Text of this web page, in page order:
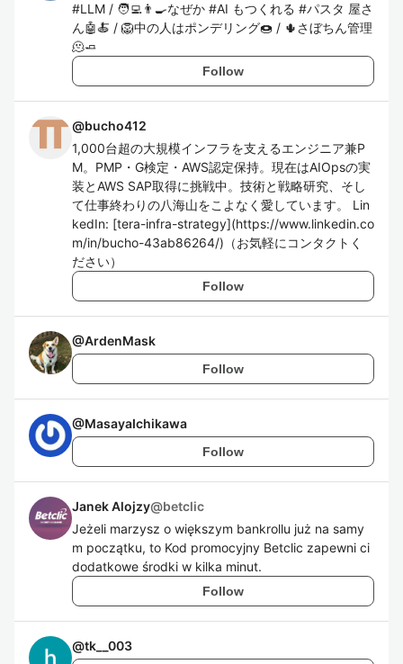
#LLM / 🧑‍💻👨‍🍳なぜか #AI もつくれる #パスタ 屋さ
ん🤖🍝 / 🦁中の人はポンデリング🍩 / 🌵さぼちん管理
🫠🧈
Follow
@bucho412
1,000台超の大規模インフラを支えるエンジニア兼P
M。PMP・G検定・AWS認定保持。現在はAIOpsの実
装とAWS SAP取得に挑戦中。技術と戦略研究、そし
て仕事終わりの八海山をこよなく愛しています。 Lin
kedIn: [tera-infra-strategy](https://www.linkedin.co
m/in/bucho-43ab86264/)（お気軽にコンタクトく
ださい）
Follow
@ArdenMask
Follow
@MasayaIchikawa
Follow
Janek Alojzy@betclic
Jeżeli marzysz o większym bankrollu już na samy
m początku, to Kod promocyjny Betclic zapewni ci
dodatkowe środki w kilka minut.
Follow
@tk__003